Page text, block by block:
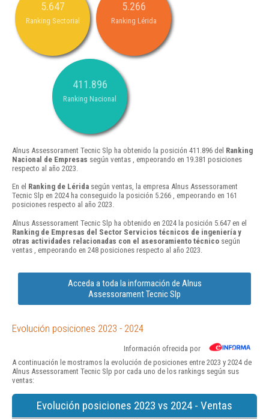
5.647
Ranking Sectorial
5.266
Ranking Lérida
411.896
Ranking Nacional
Alnus Assessorament Tecnic Slp ha obtenido la posición 411.896 del Ranking
Nacional de Empresas según ventas , empeorando en 19.381 posiciones
respecto al año 2023.
En el Ranking de Lérida según ventas, la empresa Alnus Assessorament
Tecnic Slp en 2024 ha conseguido la posición 5.266 , empeorando en 161
posiciones respecto al año 2023.
Alnus Assessorament Tecnic Slp ha obtenido en 2024 la posición 5.647 en el
Ranking de Empresas del Sector Servicios técnicos de ingeniería y
otras actividades relacionadas con el asesoramiento técnico según
ventas , empeorando en 248 posiciones respecto al año 2023.
Acceda a toda la información de Alnus
Assessorament Tecnic Slp
Evolución posiciones 2023 - 2024
Información ofrecida por
A continuación le mostramos la evolución de posiciones entre 2023 y 2024 de
Alnus Assessorament Tecnic Slp por cada uno de los rankings según sus
ventas:
Evolución posiciones 2023 vs 2024 - Ventas